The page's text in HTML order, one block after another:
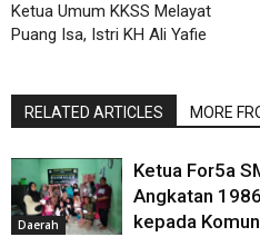
Ketua Umum KKSS Melayat
Puang Isa, Istri KH Ali Yafie
RELATED ARTICLES MORE
Daerah
Ketua For5a
Angkatan
kepada